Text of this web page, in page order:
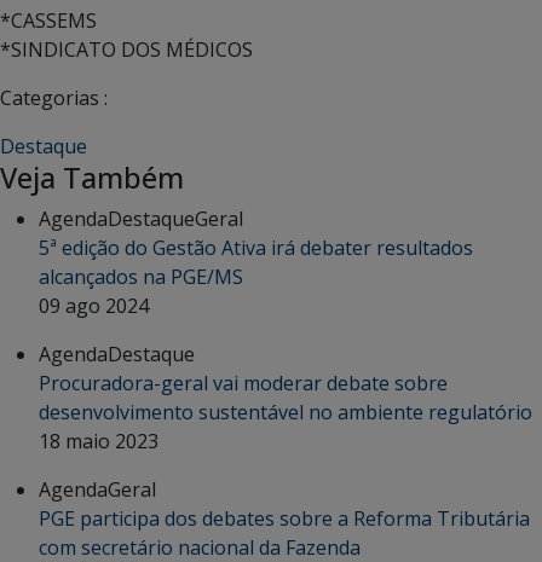
*CASSEMS
*SINDICATO DOS MÉDICOS
Categorias :
Destaque
Veja Também
AgendaDestaqueGeral
5ª edição do Gestão Ativa irá debater resultados
alcançados na PGE/MS
09 ago 2024
AgendaDestaque
Procuradora-geral vai moderar debate sobre
desenvolvimento sustentável no ambiente regulatório
18 maio 2023
AgendaGeral
PGE participa dos debates sobre a Reforma Tributária
com secretário nacional da Fazenda